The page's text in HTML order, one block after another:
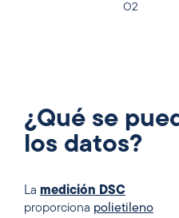
O2
¿Qué se
los datos?
La medición DSC
proporciona polietileno